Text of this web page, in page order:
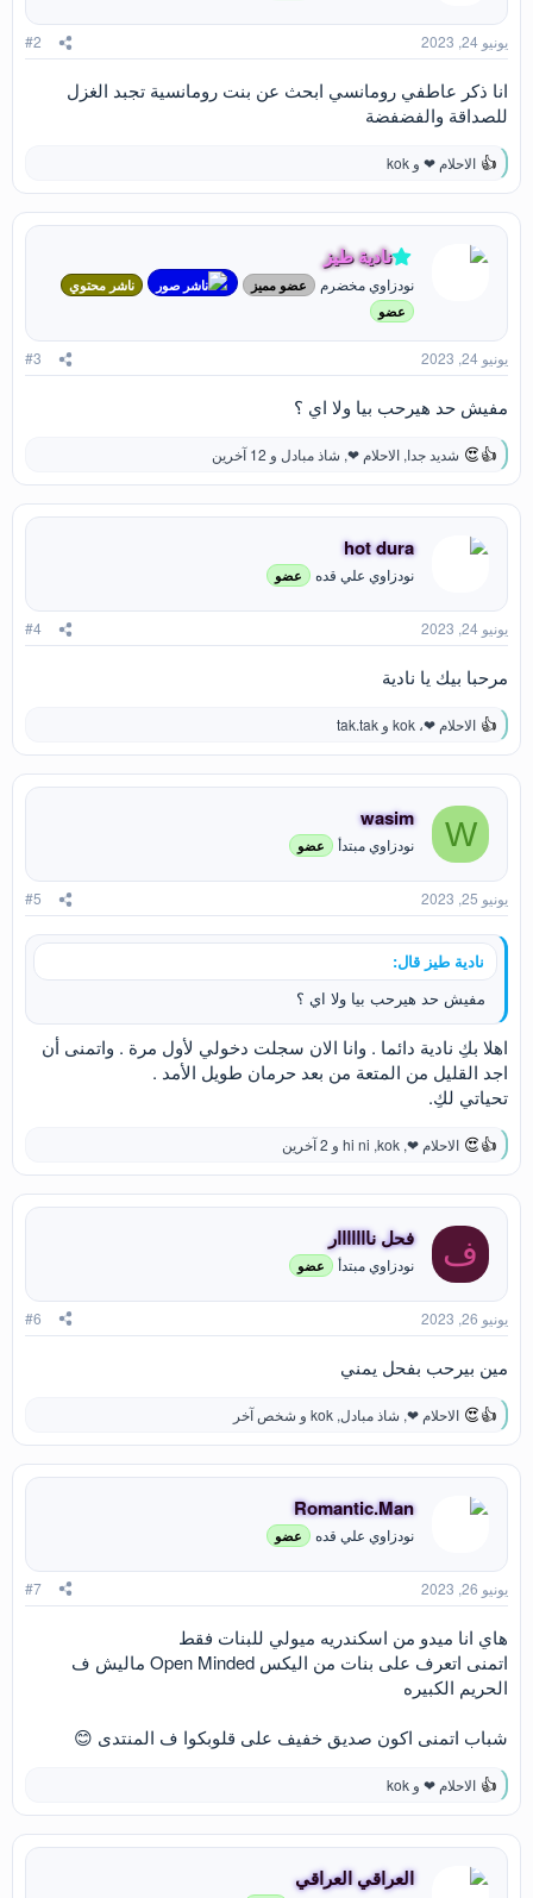
يونيو 24, 2023 #2
انا ذكر عاطفي رومانسي ابحث عن بنت رومانسية تجبد الغزل
للصداقة والفضفضة
ل
ت
ف
الاحلام ❤ و kok
نادية طيز
نودزاوي مخضرم عضو مميز ناشر صور
ناشر محتوي
عضو
يونيو 24, 2023 #3
مفيش حد هيرحب بيا ولا اي ؟
ل
ت
ف
ت
:
شديد جدا, الاحلام ❤, شاذ مبادل و 12 آخرين
hot dura
نودزاوي علي قده عضو
يونيو 24, 2023 #4
مرحبا بيك يا نادية
ل
ت
ف
ت
:
الاحلام ❤، kok و tak.tak
W
wasim
نودزاوي مبتدأ عضو
يونيو 25, 2023 #5
نادية طيز قال:
مفيش حد هيرحب بيا ولا اي ؟
اهلا بكِ نادية دائما . وانا الان سجلت دخولي لأول مرة . واتمنى أن
اجد القليل من المتعة من بعد حرمان طويل الأمد .
تحياتي لكِ.
ل
ت
ف
ت
:
الاحلام ❤,
kok
,
hi ni و 2 آخرين
ف فحل نااااااار
نودزاوي مبتدأ عضو
يونيو 26, 2023 #6
مين بيرحب بفحل يمني
ل
ت
ف
ت
:
الاحلام ❤, شاذ مبادل,
kok و شخص آخر
Romantic.Man
نودزاوي علي قده عضو
يونيو 26, 2023 #7
هاي انا ميدو من اسكندريه ميولي للبنات فقط
اتمنى اتعرف على بنات من اليكس Open Minded ماليش ف
الحريم الكبيره
شباب اتمنى اكون صديق خفيف على قلوبكوا ف المنتدى 😊
ل
ت
ف
الاحلام ❤ و kok
العراقي العراقي